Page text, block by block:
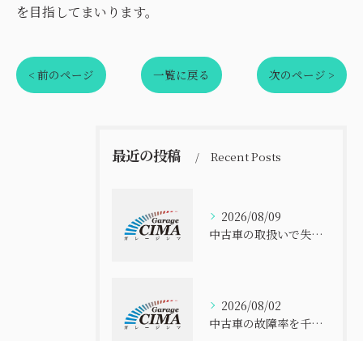
を目指してまいります。
< 前のページ 一覧に戻る 次のページ >
最近の投稿 Recent Posts
2026/08/09
中古車の取扱いで失敗しないための選び方と安心して購入するポイント解説
2026/08/02
中古車の故障率を千葉県で比べて安全に選ぶ実践ポイント